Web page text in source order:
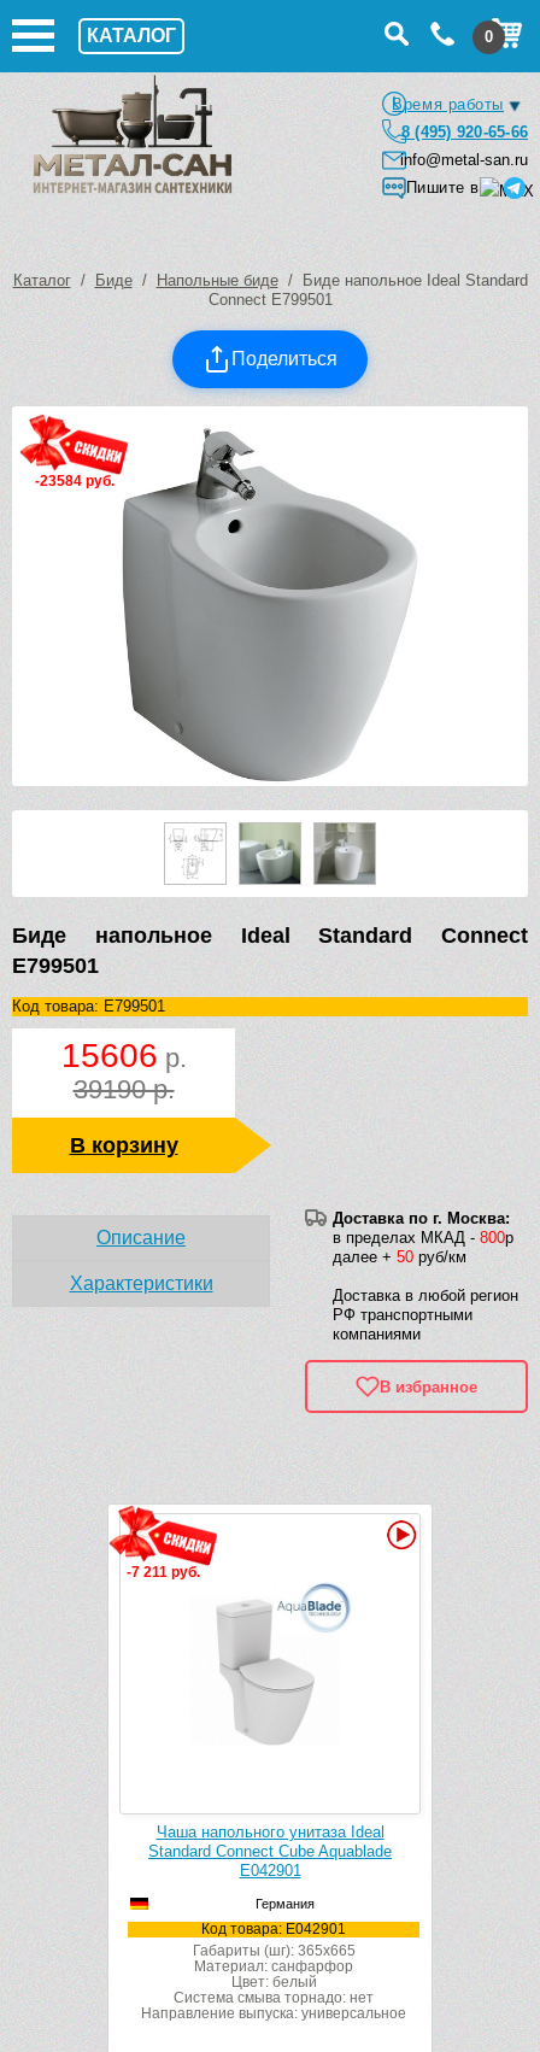
КАТАЛОГ 0
Время работы
8 (495) 920-65-66
info@metal-san.ru
Пишите в
Каталог/ Биде/ Напольные биде/ Биде напольное Ideal Standard
Connect E799501
Поделиться
-23584 руб.
Биде напольное Ideal Standard Connect
E799501
Код товара: E799501
15606 р.
39190 р.
В корзину
Доставка по г. Москва:
в пределах МКАД - 800р
далее + 50 руб/км
Доставка в любой регион
РФ транспортными
компаниями
В избранное
Описание
Характеристики
Ideal
-7 211 руб.
Чаша напольного унитаза Ideal
Standard Connect Cube Aquablade
E042901
Германия
Код товара: E042901
Габариты (шг): 365x665
Материал: санфарфор
Цвет: белый
Система смыва торнадо: нет
Направление выпуска: универсальное